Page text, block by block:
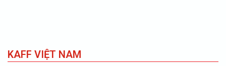
KAFF VIỆT NAM